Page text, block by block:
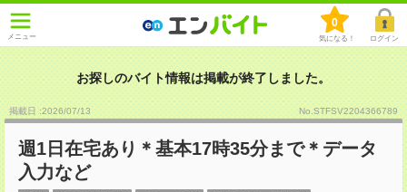
メニュー
0
気になる！ ログイン
お探しのバイト情報は掲載が終了しました。
掲載日 :2026/07/13 No.STFSV2204366789
週1日在宅あり＊基本17時35分まで＊データ
入力など